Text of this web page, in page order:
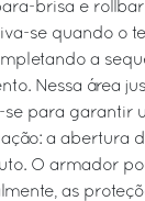
brisa e
se quando o
a
Nessa área
se para garantir
a abertura
O armador
as